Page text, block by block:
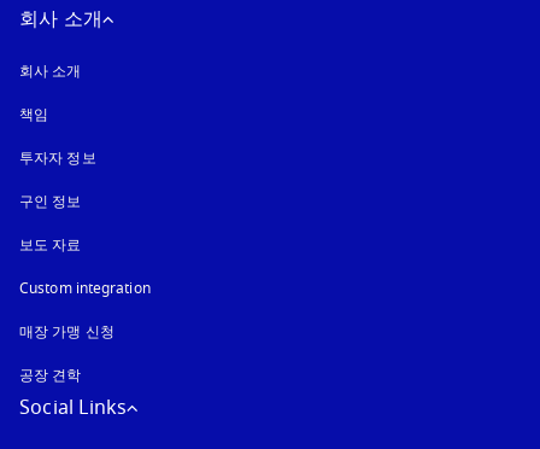
회사 소개
회사 소개
책임
투자자 정보
구인 정보
보도 자료
Custom integration
매장 가맹 신청
공장 견학
Social Links